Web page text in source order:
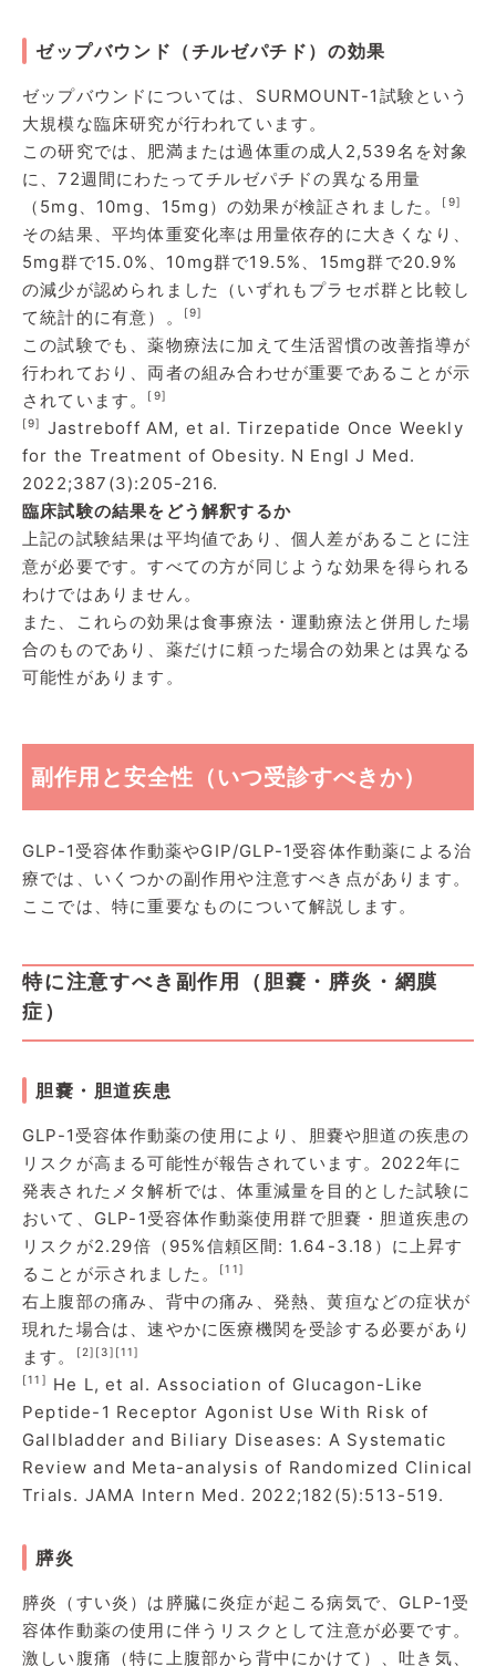
ゼップバウンド（チルゼパチド）の効果
ゼップバウンドについては、SURMOUNT-1試験という
大規模な臨床研究が行われています。
この研究では、肥満または過体重の成人2,539名を対象
に、72週間にわたってチルゼパチドの異なる用量
（5mg、10mg、15mg）の効果が検証されました。
[9]
その結果、平均体重変化率は用量依存的に大きくなり、
5mg群で15.0%、10mg群で19.5%、15mg群で20.9%
の減少が認められました（いずれもプラセボ群と比較し
て統計的に有意）。
[9]
この試験でも、薬物療法に加えて生活習慣の改善指導が
行われており、両者の組み合わせが重要であることが示
されています。
[9]
[9]
Jastreboff AM, et al. Tirzepatide Once Weekly
for the Treatment of Obesity. N Engl J Med.
2022;387(3):205-216.
臨床試験の結果をどう解釈するか
上記の試験結果は平均値であり、個人差があることに注
意が必要です。すべての方が同じような効果を得られる
わけではありません。
また、これらの効果は食事療法・運動療法と併用した場
合のものであり、薬だけに頼った場合の効果とは異なる
可能性があります。
副作用と安全性（いつ受診すべきか）
GLP-1受容体作動薬やGIP/GLP-1受容体作動薬による治
療では、いくつかの副作用や注意すべき点があります。
ここでは、特に重要なものについて解説します。
特に注意すべき副作用（胆嚢・膵炎・網膜
症）
胆嚢・胆道疾患
GLP-1受容体作動薬の使用により、胆嚢や胆道の疾患の
リスクが高まる可能性が報告されています。2022年に
発表されたメタ解析では、体重減量を目的とした試験に
おいて、GLP-1受容体作動薬使用群で胆嚢・胆道疾患の
リスクが2.29倍（95%信頼区間: 1.64-3.18）に上昇す
ることが示されました。
[11]
右上腹部の痛み、背中の痛み、発熱、黄疸などの症状が
現れた場合は、速やかに医療機関を受診する必要があり
ます。
[2] [3] [11]
[11]
He L, et al. Association of Glucagon-Like
Peptide-1 Receptor Agonist Use With Risk of
Gallbladder and Biliary Diseases: A Systematic
Review and Meta-analysis of Randomized Clinical
Trials. JAMA Intern Med. 2022;182(5):513-519.
膵炎
膵炎（すい炎）は膵臓に炎症が起こる病気で、GLP-1受
容体作動薬の使用に伴うリスクとして注意が必要です。
激しい腹痛（特に上腹部から背中にかけて）、吐き気、